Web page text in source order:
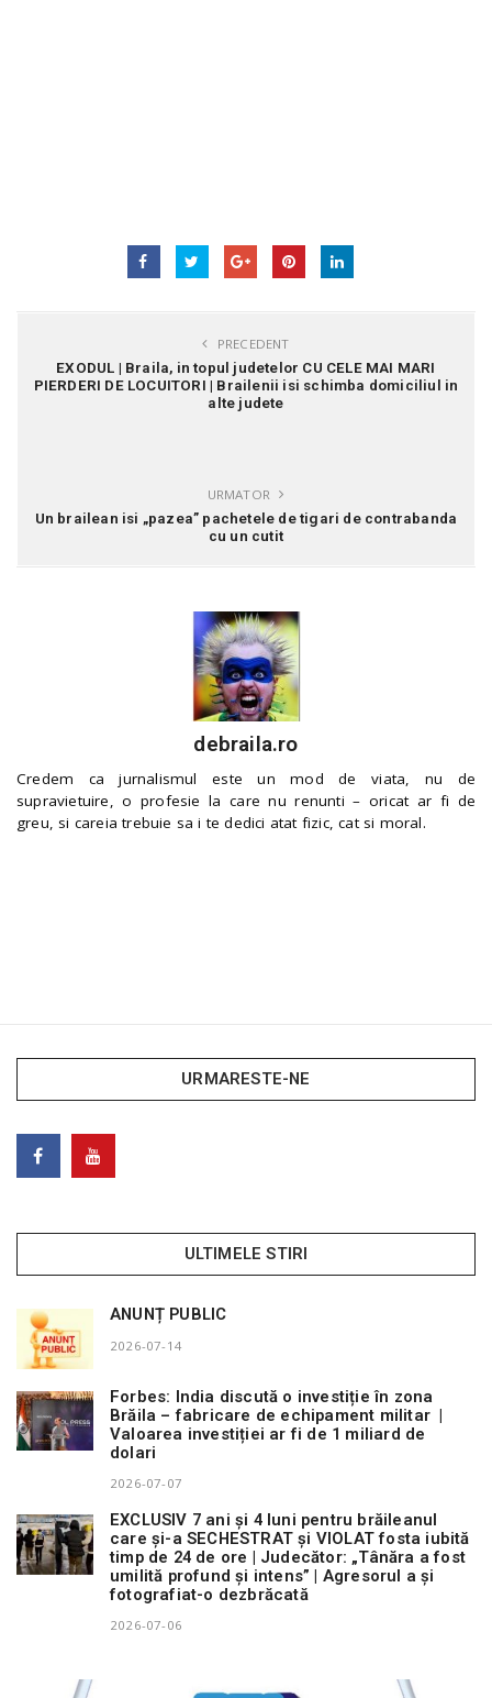
PRECEDENT
EXODUL | Braila, in topul judetelor CU CELE MAI MARI
PIERDERI DE LOCUITORI | Brailenii isi schimba domiciliul in
alte judete
URMATOR
Un brailean isi „pazea” pachetele de tigari de contrabanda
cu un cutit
debraila.ro
Credem ca jurnalismul este un mod de viata, nu de
supravietuire, o profesie la care nu renunti – oricat ar fi de
greu, si careia trebuie sa i te dedici atat fizic, cat si moral.
URMARESTE-NE
ULTIMELE STIRI
ANUNȚ PUBLIC
2026-07-14
Forbes: India discută o investiție în zona
Brăila – fabricare de echipament militar |
Valoarea investiției ar fi de 1 miliard de
dolari
2026-07-07
EXCLUSIV 7 ani și 4 luni pentru brăileanul
care și-a SECHESTRAT și VIOLAT fosta iubită
timp de 24 de ore | Judecător: „Tânăra a fost
umilită profund și intens” | Agresorul a și
fotografiat-o dezbrăcată
2026-07-06